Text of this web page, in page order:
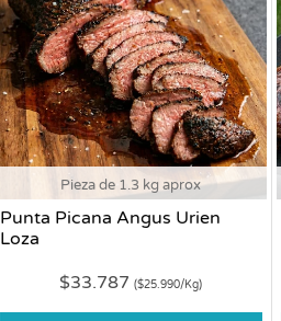
Pieza de 1.3 kg aprox
Punta Picana Angus Urien
Loza
$33.787($25.990/Kg)